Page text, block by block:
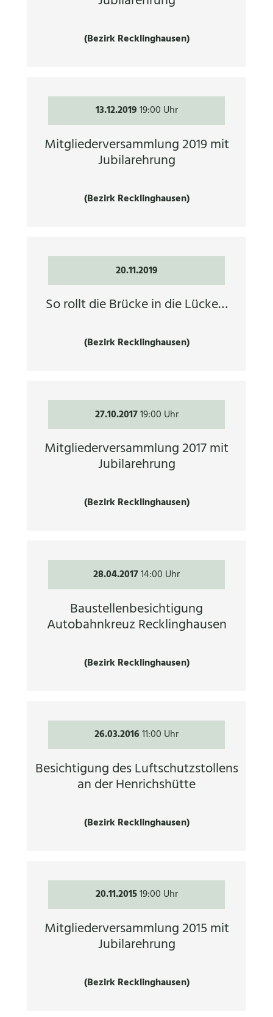
(Bezirk Recklinghausen)
13.12.201919:00 Uhr
Mitgliederversammlung 2019 mit
Jubilarehrung
(Bezirk Recklinghausen)
20.11.2019
So rollt die Brücke in die Lücke…
(Bezirk Recklinghausen)
27.10.201719:00 Uhr
Mitgliederversammlung 2017 mit
Jubilarehrung
(Bezirk Recklinghausen)
28.04.201714:00 Uhr
Baustellenbesichtigung
Autobahnkreuz Recklinghausen
(Bezirk Recklinghausen)
26.03.201611:00 Uhr
Besichtigung des Luftschutzstollens
an der Henrichshütte
(Bezirk Recklinghausen)
20.11.201519:00 Uhr
Mitgliederversammlung 2015 mit
Jubilarehrung
(Bezirk Recklinghausen)